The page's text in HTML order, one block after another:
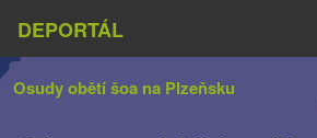
DEPORTÁL
Osudy obětí šoa na Plzeňsku